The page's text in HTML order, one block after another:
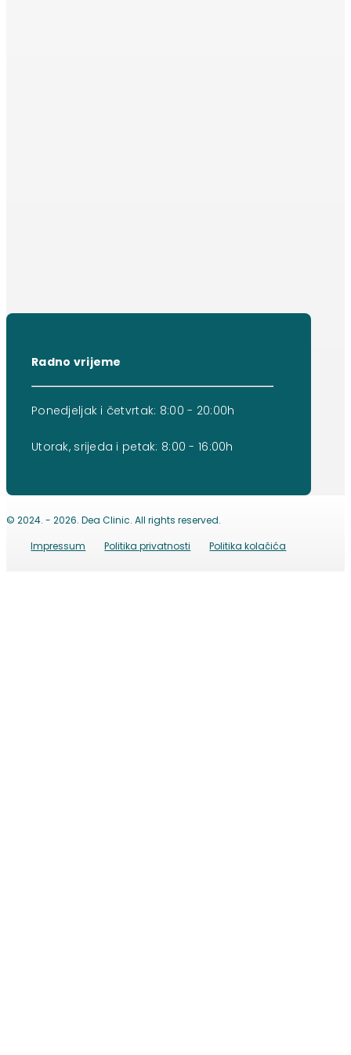
Radno vrijeme
Ponedjeljak i četvrtak: 8:00 - 20:00h
Utorak, srijeda i petak: 8:00 - 16:00h
© 2024. - 2026. Dea Clinic. All rights reserved.
Impressum
Politika privatnosti Politika kolačića